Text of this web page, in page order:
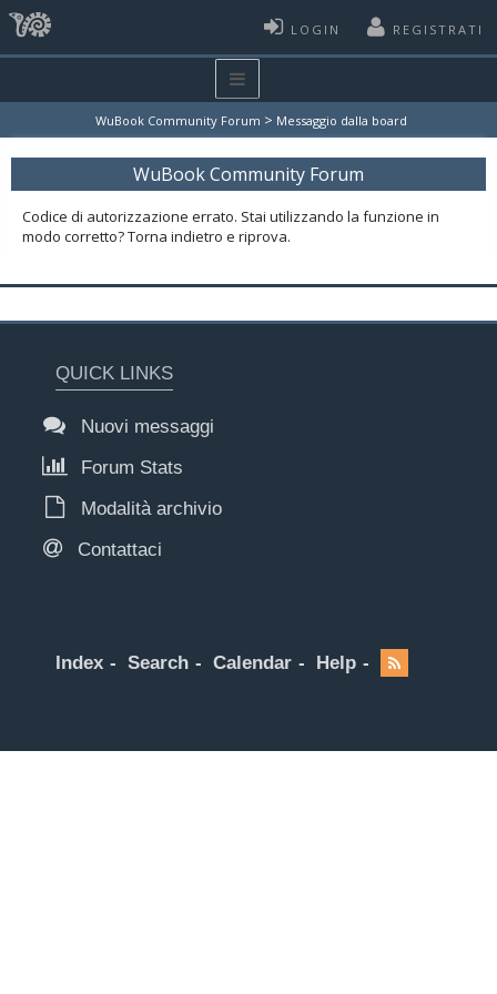
LOGIN REGISTRATI
WuBook Community Forum > Messaggio dalla board
WuBook Community Forum
Codice di autorizzazione errato. Stai utilizzando la funzione in
modo corretto? Torna indietro e riprova.
QUICK LINKS
Nuovi messaggi
Forum Stats
Modalità archivio
Contattaci
Index Search Calendar Help